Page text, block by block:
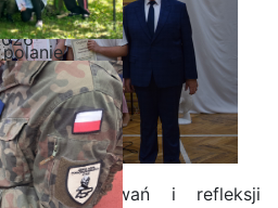
w roku
podsumowań i refleksji